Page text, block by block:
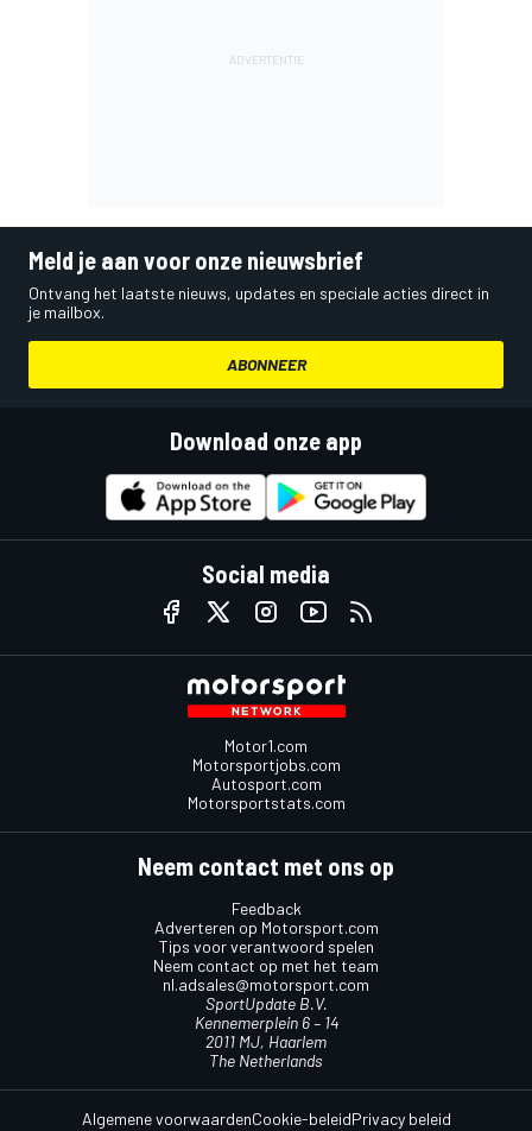
Meld je aan voor onze nieuwsbrief
Ontvang het laatste nieuws, updates en speciale acties direct in
je mailbox.
ABONNEER
Download onze app
Social media
Motor1.com
Motorsportjobs.com
Autosport.com
Motorsportstats.com
Neem contact met ons op
Feedback
Adverteren op Motorsport.com
Tips voor verantwoord spelen
Neem contact op met het team
nl.adsales@motorsport.com
SportUpdate B.V.
Kennemerplein 6 – 14
2011 MJ, Haarlem
The Netherlands
Algemene voorwaardenCookie-beleidPrivacy beleid